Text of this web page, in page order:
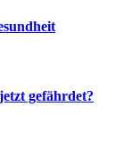
gefährdet?